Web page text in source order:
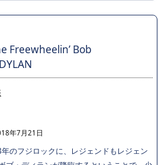
Freewheelin’ Bob
年7月21日
のフジロックに、レジェンドもレジェン